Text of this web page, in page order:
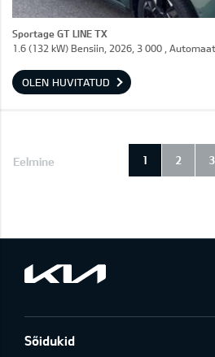
Sportage GT LINE TX
1.6 (132 kW) Bensiin, 2026, 3 000 ,
OLEN HUVITATUD
Eelmine 1 2 3
Sõidukid